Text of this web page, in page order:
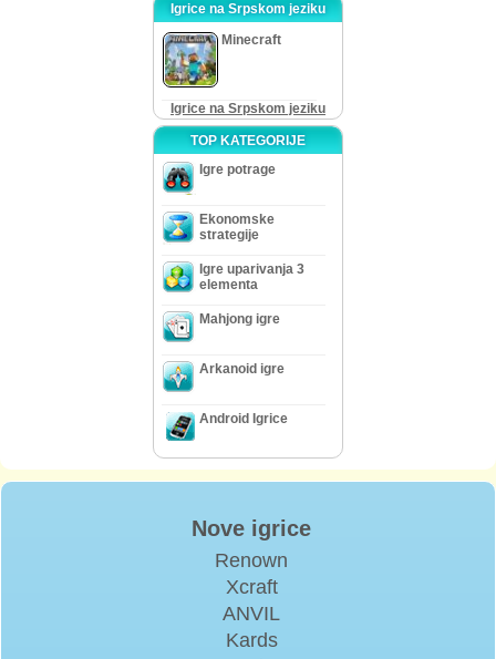
Igrice na Srpskom jeziku
Minecraft
Igrice na Srpskom jeziku
TOP KATEGORIJE
Igre potrage
Ekonomske
strategije
Igre uparivanja 3
elementa
Mahjong igre
Arkanoid igre
Android Igrice
Nove igrice
Renown
Xcraft
ANVIL
Kards